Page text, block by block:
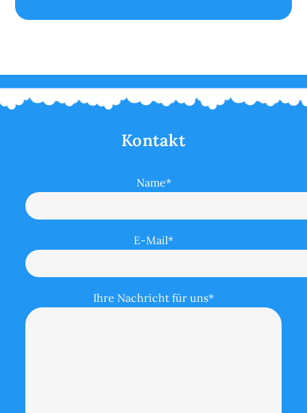
Kontakt
Name*
E-Mail*
Ihre Nachricht für uns*